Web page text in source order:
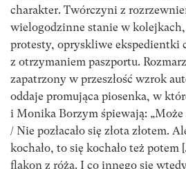
charakter. Twórczyni z
wielogodzinne stanie w
protesty, opryskliwe ekspedientki
z otrzymaniem paszportu.
zapatrzony w przeszłość wzrok
oddaje promująca piosenka, w
i Monika Borzym śpiewają: „Może
/ Nie pozłacało się złota złotem.
kochało, to się kochało też potem
flakon z różą. I co innego się